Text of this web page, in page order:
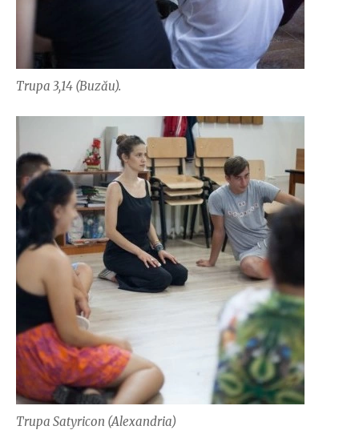
Trupa 3,14 (Buzău).
Trupa Satyricon (Alexandria)